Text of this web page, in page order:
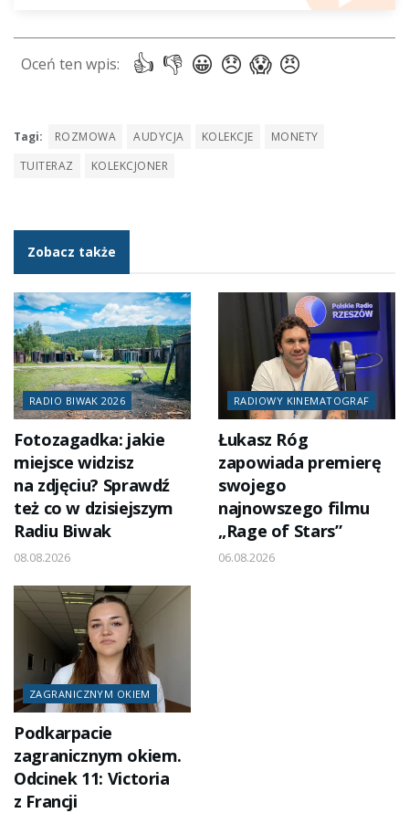
Tagi: ROZMOWA AUDYCJA KOLEKCJE
MONETY
TUITERAZ
KOLEKCJONER
Zobacz także
RADIO BIWAK 2026
Fotozagadka: jakie
miejsce widzisz
na zdjęciu? Sprawdź
też co w dzisiejszym
Radiu Biwak
08.08.2026
RADIOWY KINEMATOGRAF
Łukasz Róg
zapowiada premierę
swojego
najnowszego filmu
„Rage of Stars”
06.08.2026
ZAGRANICZNYM OKIEM
Podkarpacie
zagranicznym okiem.
Odcinek 11: Victoria
z Francji